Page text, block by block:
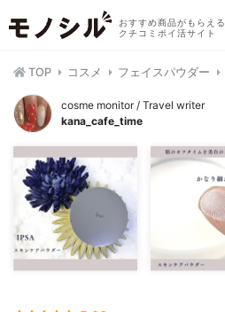
おすすめ商品がもらえる
クチコミポイ活サイト
TOP コスメ フェイスパウダー
cosme monitor / Travel writer
kana_cafe_time